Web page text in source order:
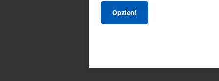
Opzioni